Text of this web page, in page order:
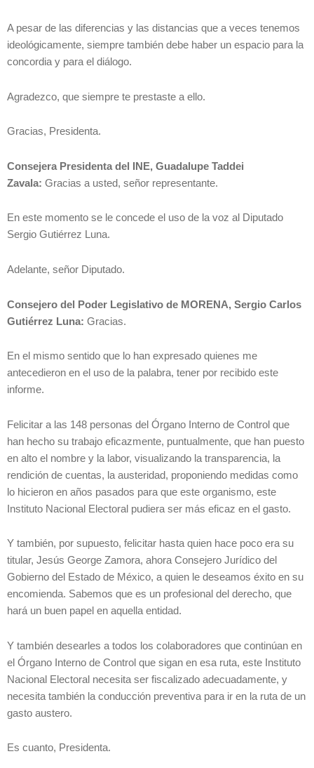
A pesar de las diferencias y las distancias que a veces tenemos
ideológicamente, siempre también debe haber un espacio para la
concordia y para el diálogo.
Agradezco, que siempre te prestaste a ello.
Gracias, Presidenta.
Consejera Presidenta del INE, Guadalupe Taddei
Zavala: Gracias a usted, señor representante.
En este momento se le concede el uso de la voz al Diputado
Sergio Gutiérrez Luna.
Adelante, señor Diputado.
Consejero del Poder Legislativo de MORENA, Sergio Carlos
Gutiérrez Luna: Gracias.
En el mismo sentido que lo han expresado quienes me
antecedieron en el uso de la palabra, tener por recibido este
informe.
Felicitar a las 148 personas del Órgano Interno de Control que
han hecho su trabajo eficazmente, puntualmente, que han puesto
en alto el nombre y la labor, visualizando la transparencia, la
rendición de cuentas, la austeridad, proponiendo medidas como
lo hicieron en años pasados para que este organismo, este
Instituto Nacional Electoral pudiera ser más eficaz en el gasto.
Y también, por supuesto, felicitar hasta quien hace poco era su
titular, Jesús George Zamora, ahora Consejero Jurídico del
Gobierno del Estado de México, a quien le deseamos éxito en su
encomienda. Sabemos que es un profesional del derecho, que
hará un buen papel en aquella entidad.
Y también desearles a todos los colaboradores que continúan en
el Órgano Interno de Control que sigan en esa ruta, este Instituto
Nacional Electoral necesita ser fiscalizado adecuadamente, y
necesita también la conducción preventiva para ir en la ruta de un
gasto austero.
Es cuanto, Presidenta.